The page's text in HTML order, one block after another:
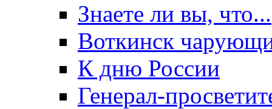
Знаете ли вы, что...
Воткинск
К дню России
Генерал-